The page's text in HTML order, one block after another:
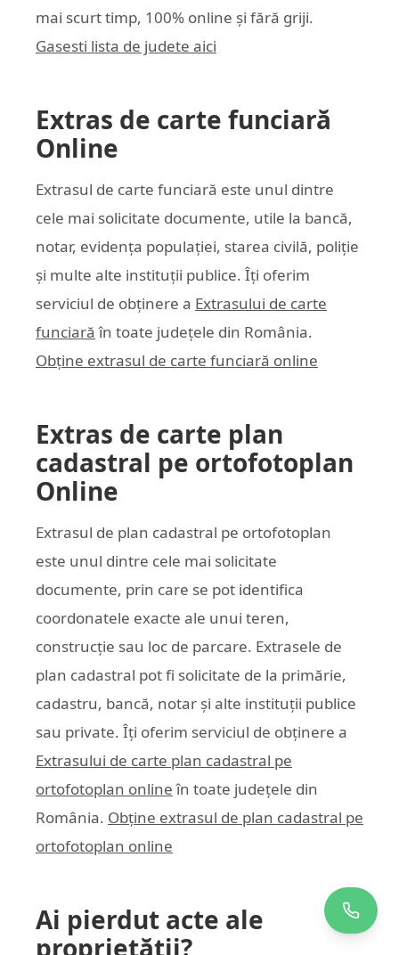
mai scurt timp, 100% online și fără griji.
Gasesti lista de judete aici
Extras de carte funciară
Online
Extrasul de carte funciară este unul dintre
cele mai solicitate documente, utile la bancă,
notar, evidența populației, starea civilă, poliție
și multe alte instituții publice. Îți oferim
serviciul de obținere a Extrasului de carte
funciară în toate județele din România.
Obține extrasul de carte funciară online
Extras de carte plan
cadastral pe ortofotoplan
Online
Extrasul de plan cadastral pe ortofotoplan
este unul dintre cele mai solicitate
documente, prin care se pot identifica
coordonatele exacte ale unui teren,
construcție sau loc de parcare. Extrasele de
plan cadastral pot fi solicitate de la primărie,
cadastru, bancă, notar și alte instituții publice
sau private. Îți oferim serviciul de obținere a
Extrasului de carte plan cadastral pe
ortofotoplan online în toate județele din
România. Obține extrasul de plan cadastral pe
ortofotoplan online
Ai pierdut acte ale
proprietății?